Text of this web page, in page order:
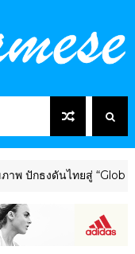
นไทยสู่ “Global